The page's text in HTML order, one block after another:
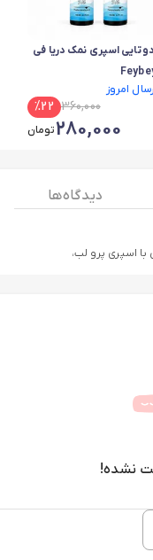
اسپری نمک دریا فی
امروز
360,000
%22
280,000تومان
دیدگاه ها
نشده!